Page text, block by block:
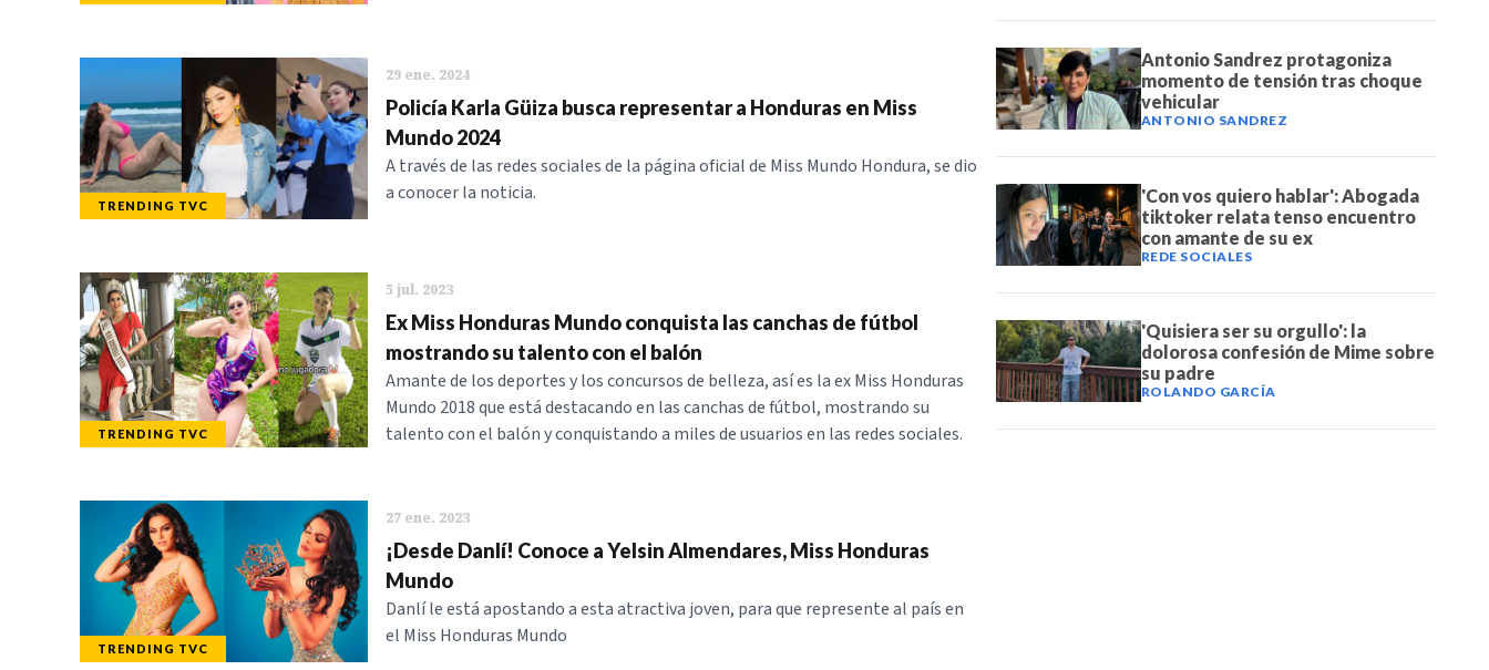
TRENDING TVC
29 ene. 2024
Policía Karla Güiza busca representar a Honduras en Miss
Mundo 2024
A través de las redes sociales de la página oficial de Miss Mundo Hondura, se dio
a conocer la noticia.
TRENDING TVC
5 jul. 2023
Ex Miss Honduras Mundo conquista las canchas de fútbol
mostrando su talento con el balón
Amante de los deportes y los concursos de belleza, así es la ex Miss Honduras
Mundo 2018 que está destacando en las canchas de fútbol, mostrando su
talento con el balón y conquistando a miles de usuarios en las redes sociales.
TRENDING TVC
27 ene. 2023
¡Desde Danlí! Conoce a Yelsin Almendares, Miss Honduras
Mundo
Danlí le está apostando a esta atractiva joven, para que represente al país en
el Miss Honduras Mundo
Antonio Sandrez protagoniza
momento de tensión tras choque
vehicular
ANTONIO SANDREZ
'Con vos quiero hablar': Abogada
tiktoker relata tenso encuentro
con amante de su ex
REDE SOCIALES
'Quisiera ser su orgullo': la
dolorosa confesión de Mime sobre
su padre
ROLANDO GARCÍA